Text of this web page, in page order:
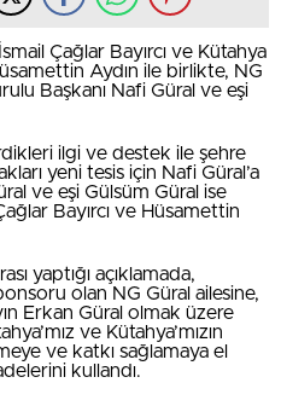
Çağlar Bayırcı ve Kütahya
Aydın ile birlikte, NG
Başkanı Nafi Güral ve eşi
ilgi ve destek ile şehre
yeni tesis için Nafi Güral’a
ve eşi Gülsüm Güral ise
Bayırcı ve Hüsamettin
yaptığı açıklamada,
olan NG Güral ailesine,
Erkan Güral olmak üzere
ve Kütahya’mızın
ve katkı sağlamaya el
kullandı.